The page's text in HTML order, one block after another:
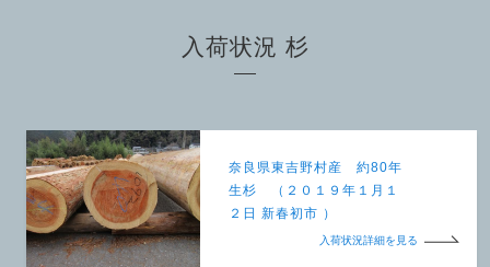
入荷状況 杉
奈良県東吉野村産 約80年
生杉 （２０１９年１月１
２日 新春初市 ）
入荷状況詳細を見る